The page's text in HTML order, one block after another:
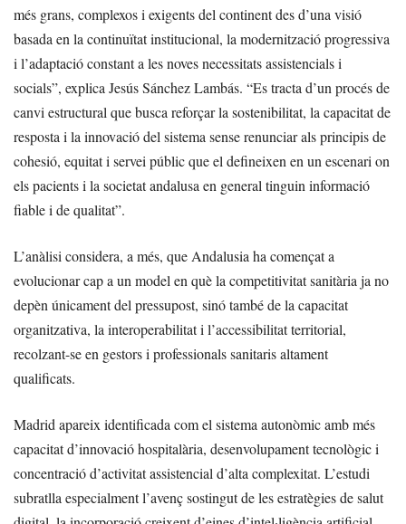
més grans, complexos i exigents del continent des d’una visió
basada en la continuïtat institucional, la modernització progressiva
i l’adaptació constant a les noves necessitats assistencials i
socials”, explica Jesús Sánchez Lambás. “Es tracta d’un procés de
canvi estructural que busca reforçar la sostenibilitat, la capacitat de
resposta i la innovació del sistema sense renunciar als principis de
cohesió, equitat i servei públic que el defineixen en un escenari on
els pacients i la societat andalusa en general tinguin informació
fiable i de qualitat”.
L’anàlisi considera, a més, que Andalusia ha començat a
evolucionar cap a un model en què la competitivitat sanitària ja no
depèn únicament del pressupost, sinó també de la capacitat
organitzativa, la interoperabilitat i l’accessibilitat territorial,
recolzant-se en gestors i professionals sanitaris altament
qualificats.
Madrid apareix identificada com el sistema autonòmic amb més
capacitat d’innovació hospitalària, desenvolupament tecnològic i
concentració d’activitat assistencial d’alta complexitat. L’estudi
subratlla especialment l’avenç sostingut de les estratègies de salut